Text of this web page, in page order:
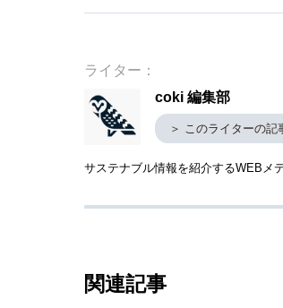
ライター：
coki 編集部
＞ このライターの記
サステナブル情報を紹介するWEBメ
関連記事